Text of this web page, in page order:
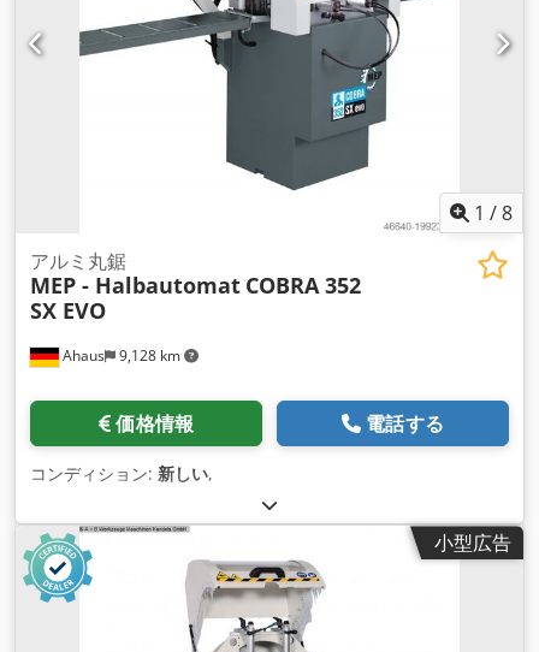
1 /8
Ahaus 9,128 km
アルミ丸鋸
MEP - Halbautomat COBRA 352
SX EVO
価格情報 電話する
コンディション: 新しい,
小型広告